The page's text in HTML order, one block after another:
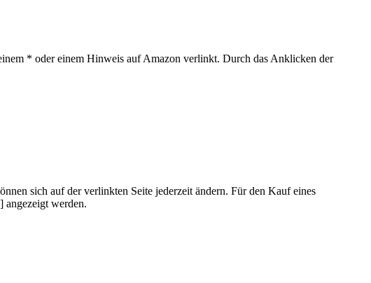
* oder einem Hinweis auf Amazon verlinkt. Durch das Anklicken der
sich auf der verlinkten Seite jederzeit ändern. Für den Kauf eines
angezeigt werden.